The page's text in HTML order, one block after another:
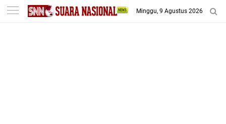
-->
Minggu, 9 Agustus 2026